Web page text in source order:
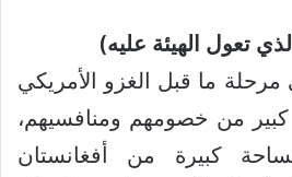
تعول الهيئة عليه)
ما قبل الغزو الأمريكي
من خصومهم ومنافسيهم،
كبيرة من أفغانستان